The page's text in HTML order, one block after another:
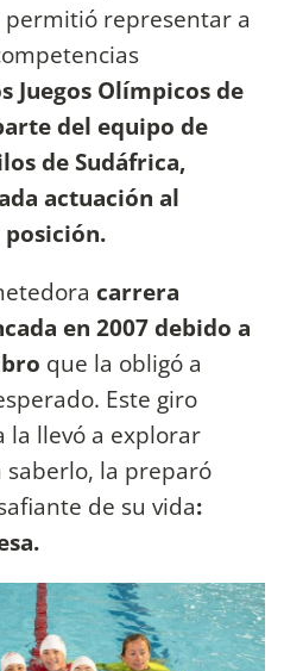
representar a
Juegos Olímpicos de
del equipo de
de Sudáfrica,
actuación al
carrera
en 2007 debido a
que la obligó a
Este giro
la llevó a explorar
saberlo, la preparó
de su vida: